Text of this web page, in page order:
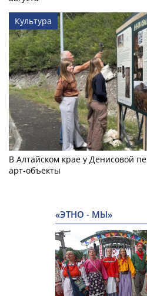
Культура
В Алтайском крае у Денисовой
арт-объекты
«ЭТНО - МЫ»